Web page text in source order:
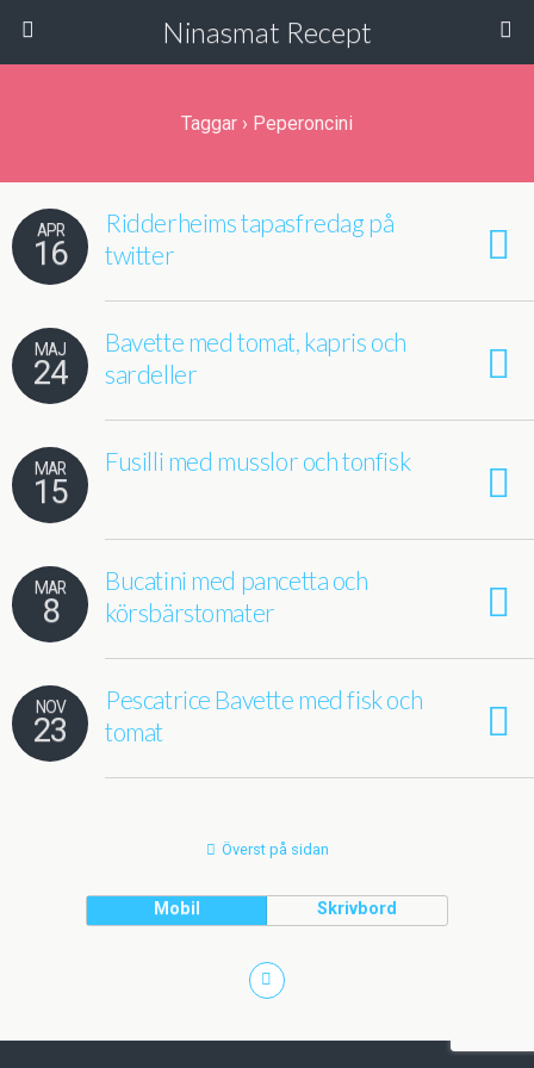
Ninasmat Recept
Taggar › Peperoncini
APR
16
Ridderheims tapasfredag på
twitter
MAJ
24
Bavette med tomat, kapris och
sardeller
MAR
15
Fusilli med musslor och tonfisk
MAR
8
Bucatini med pancetta och
körsbärstomater
NOV
23
Pescatrice Bavette med fisk och
tomat
Överst på sidan
Mobil Skrivbord